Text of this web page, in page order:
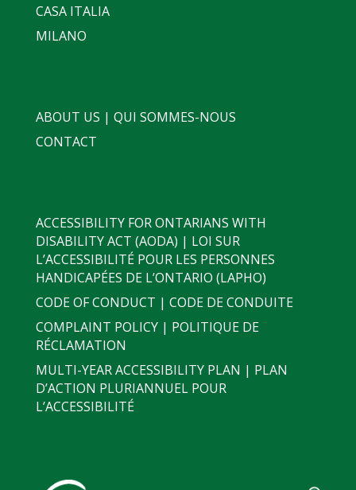
CASA ITALIA
MILANO
ABOUT US | QUI SOMMES-NOUS
CONTACT
ACCESSIBILITY FOR ONTARIANS WITH
DISABILITY ACT (AODA) | LOI SUR
L’ACCESSIBILITÉ POUR LES PERSONNES
HANDICAPÉES DE L’ONTARIO (LAPHO)
CODE OF CONDUCT | CODE DE CONDUITE
COMPLAINT POLICY | POLITIQUE DE
RÉCLAMATION
MULTI-YEAR ACCESSIBILITY PLAN | PLAN
D’ACTION PLURIANNUEL POUR
L’ACCESSIBILITÉ